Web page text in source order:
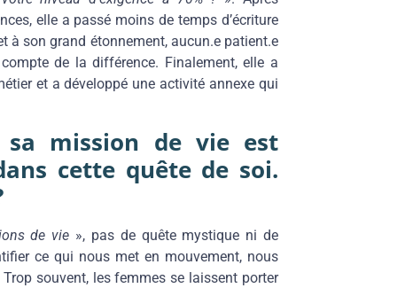
elle a passé moins de temps d’écriture
à son grand étonnement, aucun.e patient.e
compte de la différence. Finalement, elle a
et a développé une activité annexe qui
sa mission de vie est
cette quête de soi.
de vie », pas de quête mystique ni de
ce qui nous met en mouvement, nous
souvent, les femmes se laissent porter